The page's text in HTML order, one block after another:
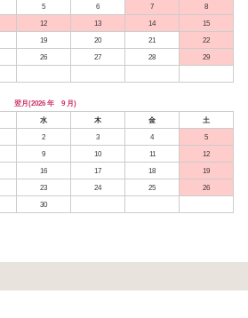
5 6 7
8
12 13 14
15
19 20 21
22
26 27 28
29
翌月(2026 年 9 月)
水 木 金
土
2 3 4
5
9 10 11
12
16 17 18
19
23 24 25
26
30